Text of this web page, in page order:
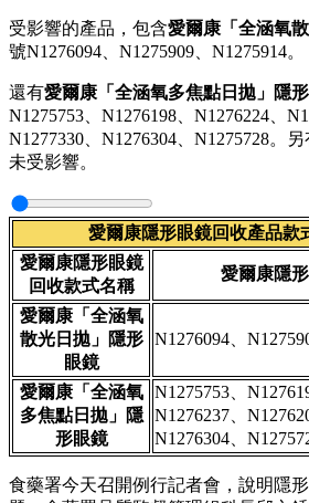
受影響的產品，包含愛爾康「全涵氧
號N1276094、N1275909、N1275914。
還有愛爾康「全涵氧多焦點日拋」隱
N1275753、N1276198、N1276224、
N1277330、N1276304、N1275728。
未受影響。
愛爾康隱形眼鏡回收產品款
愛爾康隱形眼鏡
回收款式名稱
愛爾康隱
愛爾康「全涵氧
散光日拋」隱形
眼鏡
N1276094、
愛爾康「全涵氧
多焦點日拋」隱
形眼鏡
N1275753、
N1276237、
N1276304、
食藥署今天召開例行記者會，說明隱